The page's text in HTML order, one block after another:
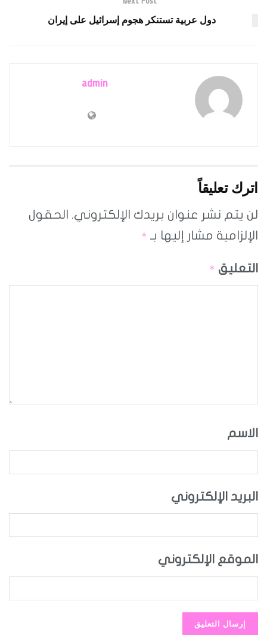
دول عربية تستنكر هجوم إسرائيل على إيران
admin
اترك تعليقاً
لن يتم نشر عنوان بريدك الإلكتروني. الحقول
الإلزامية مشار إليها بـ *
التعليق *
الاسم
البريد الإلكتروني
الموقع الإلكتروني